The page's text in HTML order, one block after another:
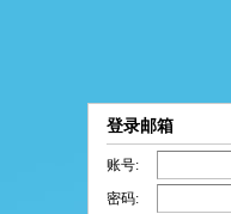
登录邮箱
账号:
密码: